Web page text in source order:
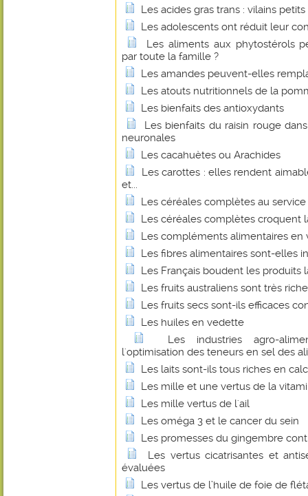
Les acides gras trans : vilains
Les adolescents ont réduit leur
Les aliments aux phytostérols
par toute la famille ?
Les amandes peuvent-elles
Les atouts nutritionnels de la
Les bienfaits des antioxydants
Les bienfaits du raisin rouge
neuronales
Les cacahuètes ou Arachides
Les carottes : elles rendent
et...
Les céréales complètes au
Les céréales complètes croquent
Les compléments alimentaires en
Les fibres alimentaires sont-elles
Les Français boudent les produits
Les fruits australiens sont très
Les fruits secs sont-ils efficaces
Les huiles en vedette
Les industries agro-
l'optimisation des teneurs en sel des
Les laits sont-ils tous riches en
Les mille et une vertus de la
Les mille vertus de l'ail
Les oméga 3 et le cancer du sein
Les promesses du gingembre
Les vertus cicatrisantes et
évaluées
Les vertus de l’huile de foie de